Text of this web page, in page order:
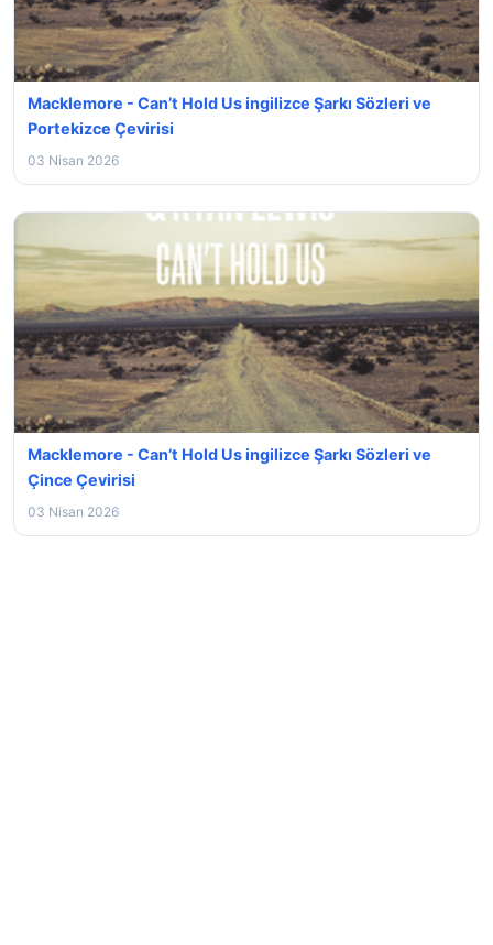
Macklemore - Can’t Hold Us ingilizce Şarkı Sözleri ve
Portekizce Çevirisi
03 Nisan 2026
Macklemore - Can’t Hold Us ingilizce Şarkı Sözleri ve
Çince Çevirisi
03 Nisan 2026